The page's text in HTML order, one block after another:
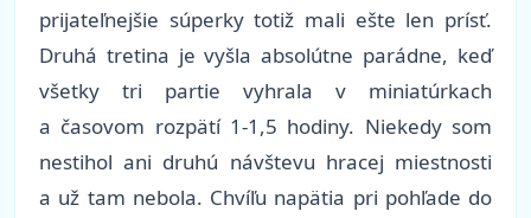
prijateľnejšie súperky totiž mali ešte len prísť.
Druhá tretina je vyšla absolútne parádne, keď
všetky tri partie vyhrala v miniatúrkach
a časovom rozpätí 1-1,5 hodiny. Niekedy som
nestihol ani druhú návštevu hracej miestnosti
a už tam nebola. Chvíľu napätia pri pohľade do